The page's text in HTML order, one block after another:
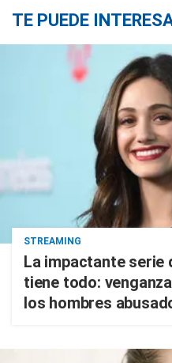
TE PUEDE
STREAMING
La impactante serie
tiene todo:
los hombres